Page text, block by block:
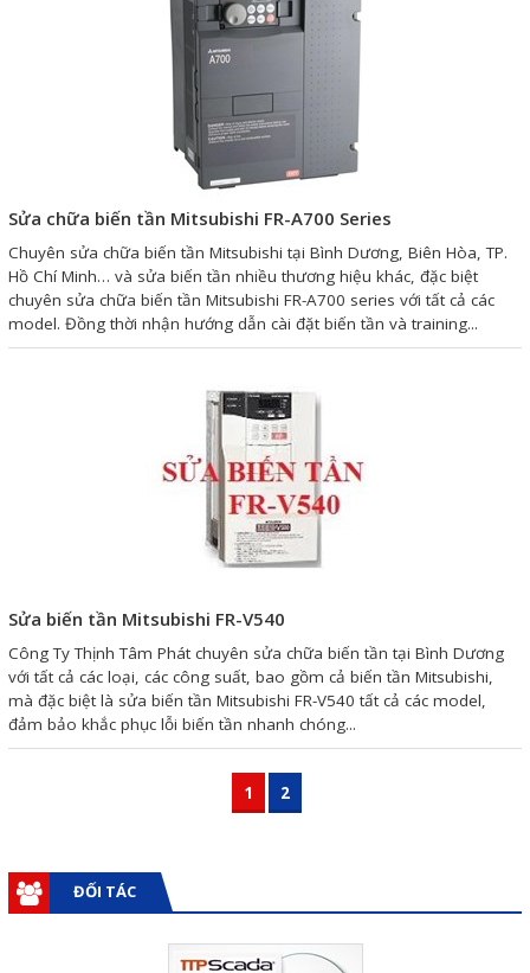
Sửa chữa biến tần Mitsubishi FR-A700 Series
Chuyên sửa chữa biến tần Mitsubishi tại Bình Dương, Biên Hòa, TP.
Hồ Chí Minh… và sửa biến tần nhiều thương hiệu khác, đặc biệt
chuyên sửa chữa biến tần Mitsubishi FR-A700 series với tất cả các
model. Đồng thời nhận hướng dẫn cài đặt biến tần và training...
Sửa biến tần Mitsubishi FR-V540
Công Ty Thịnh Tâm Phát chuyên sửa chữa biến tần tại Bình Dương
với tất cả các loại, các công suất, bao gồm cả biến tần Mitsubishi,
mà đặc biệt là sửa biến tần Mitsubishi FR-V540 tất cả các model,
đảm bảo khắc phục lỗi biến tần nhanh chóng...
1 2
ĐỐI TÁC